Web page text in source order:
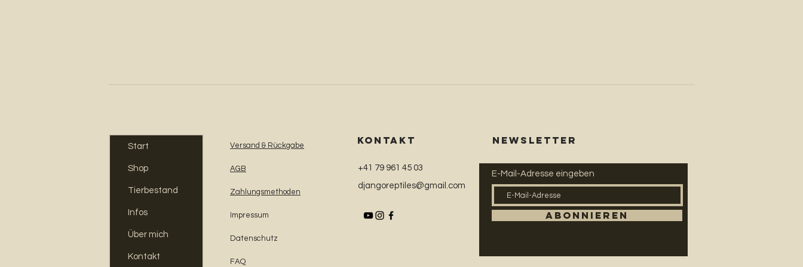
Start
Shop
Tierbestand
Infos
Über mich
Kontakt
Versand & Rückgabe
AGB
Zahlungsmethoden
Impressum
Datenschutz
FAQ
KONTAKT
+41 79 961 45 03
djangoreptiles@gmail.com
NEWSLETTER
E-Mail-Adresse eingeben
Abonnieren